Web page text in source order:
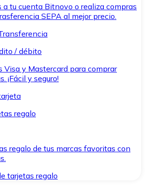
tu cuenta Bitnovo o realiza compras
SEPA al mejor precio.
/ débito
Visa y Mastercard para comprar
¡Fácil y seguro!
regalo
regalo de tus marcas favoritas con
tarjetas regalo